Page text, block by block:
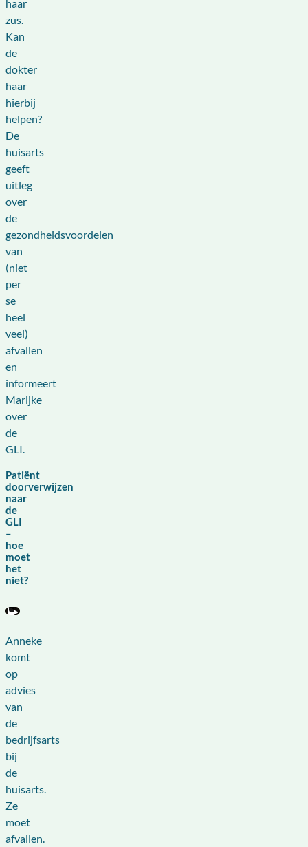
haar
zus.
Kan
de
dokter
haar
hierbij
helpen?
De
huisarts
geeft
uitleg
over
de
gezondheidsvoordelen
van
(niet
per
se
heel
veel)
afvallen
en
informeert
Marijke
over
de
GLI.
Patiënt
doorverwijzen
naar
de
GLI
–
hoe
moet
het
niet?
Anneke
komt
op
advies
van
de
bedrijfsarts
bij
de
huisarts.
Ze
moet
afvallen.